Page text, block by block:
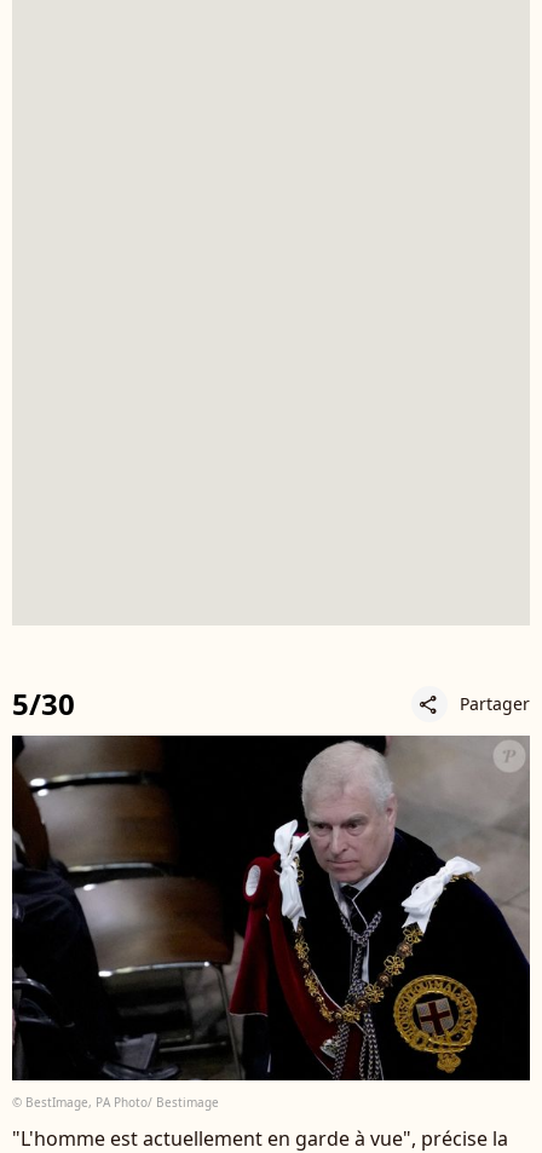
5/30 share Partager
© BestImage, PA Photo/ Bestimage
"L'homme est actuellement en garde à vue", précise la